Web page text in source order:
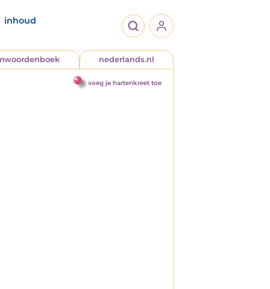
inhoud
nederlands.nl
voeg je hartenkreet toe